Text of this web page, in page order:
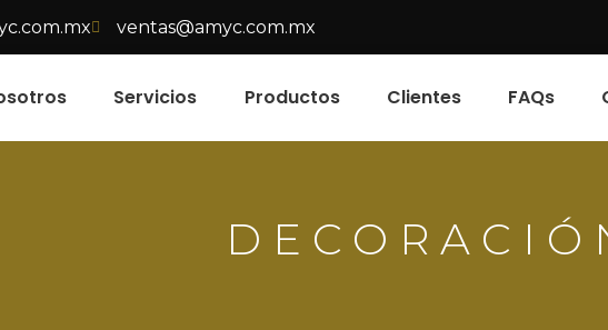
ventas@amyc.com.mx
Servicios Productos Clientes FAQs